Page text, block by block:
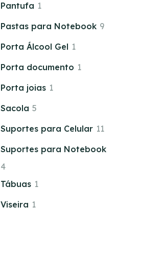
Pantufa 1
Pastas para Notebook 9
Porta Álcool Gel 1
Porta documento 1
Porta joias 1
Sacola 5
Suportes para Celular 11
Suportes para Notebook
4
Tábuas 1
Viseira 1